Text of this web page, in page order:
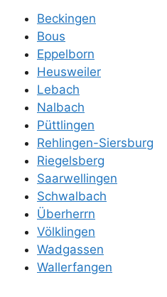
Beckingen
Bous
Eppelborn
Heusweiler
Lebach
Nalbach
Püttlingen
Rehlingen-Siersburg
Riegelsberg
Saarwellingen
Schwalbach
Überherrn
Völklingen
Wadgassen
Wallerfangen